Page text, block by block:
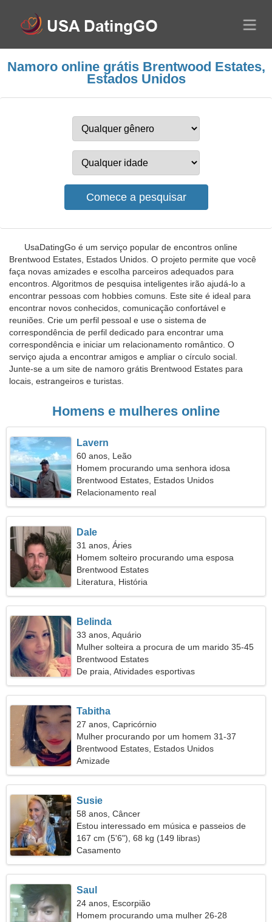
Namoro online grátis Brentwood Estates,
Estados Unidos
UsaDatingGo é um serviço popular de encontros online
Brentwood Estates, Estados Unidos. O projeto permite que você
faça novas amizades e escolha parceiros adequados para
encontros. Algoritmos de pesquisa inteligentes irão ajudá-lo a
encontrar pessoas com hobbies comuns. Este site é ideal para
encontrar novos conhecidos, comunicação confortável e
reuniões. Crie um perfil pessoal e use o sistema de
correspondência de perfil dedicado para encontrar uma
correspondência e iniciar um relacionamento romântico. O
serviço ajuda a encontrar amigos e ampliar o círculo social.
Junte-se a um site de namoro grátis Brentwood Estates para
locais, estrangeiros e turistas.
Homens e mulheres online
Lavern
60 anos, Leão
Homem procurando uma senhora idosa
Brentwood Estates, Estados Unidos
Relacionamento real
Dale
31 anos, Áries
Homem solteiro procurando uma esposa
Brentwood Estates
Literatura, História
Belinda
33 anos, Aquário
Mulher solteira a procura de um marido 35-45
Brentwood Estates
De praia, Atividades esportivas
Tabitha
27 anos, Capricórnio
Mulher procurando por um homem 31-37
Brentwood Estates, Estados Unidos
Amizade
Susie
58 anos, Câncer
Estou interessado em música e passeios de
barco
167 cm (5'6"), 68 kg (149 libras)
Casamento
Saul
24 anos, Escorpião
Homem procurando uma mulher 26-28